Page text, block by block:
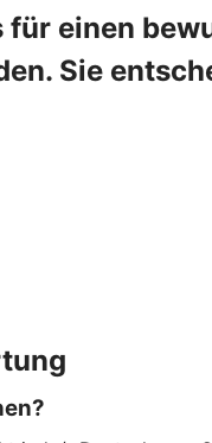
einen
Sie